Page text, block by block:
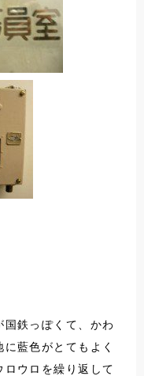
鉄っぽくて、かわ
藍色がとてもよく
ウロを繰り返して